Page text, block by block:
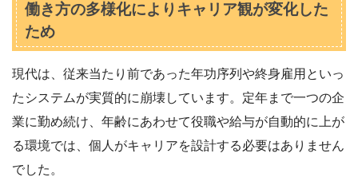
働き方の多様化によりキャリア観が変化した
ため
現代は、従来当たり前であった年功序列や終身雇用といっ
たシステムが実質的に崩壊しています。定年まで一つの企
業に勤め続け、年齢にあわせて役職や給与が自動的に上が
る環境では、個人がキャリアを設計する必要はありません
でした。